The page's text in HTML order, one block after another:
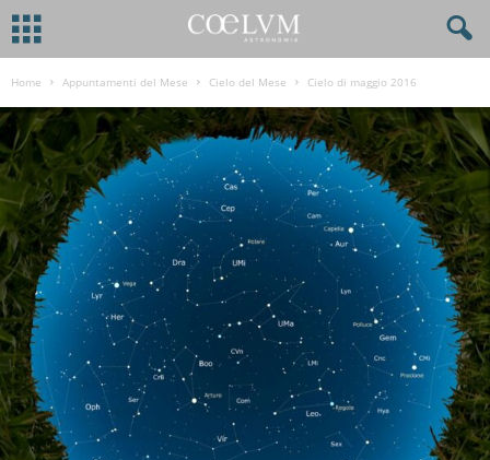
Home Appuntamenti del Mese Cielo del Mese Cielo di maggio 2016